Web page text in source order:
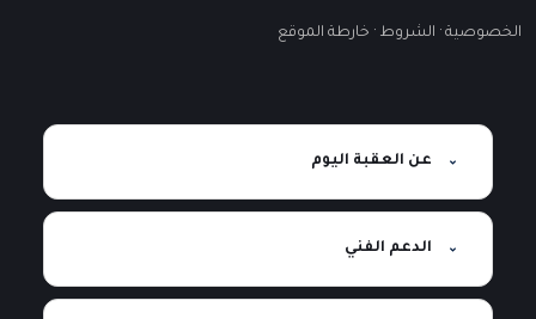
الخصوصية · الشروط · خارطة الموقع
عن العقبة اليوم
الدعم الفني